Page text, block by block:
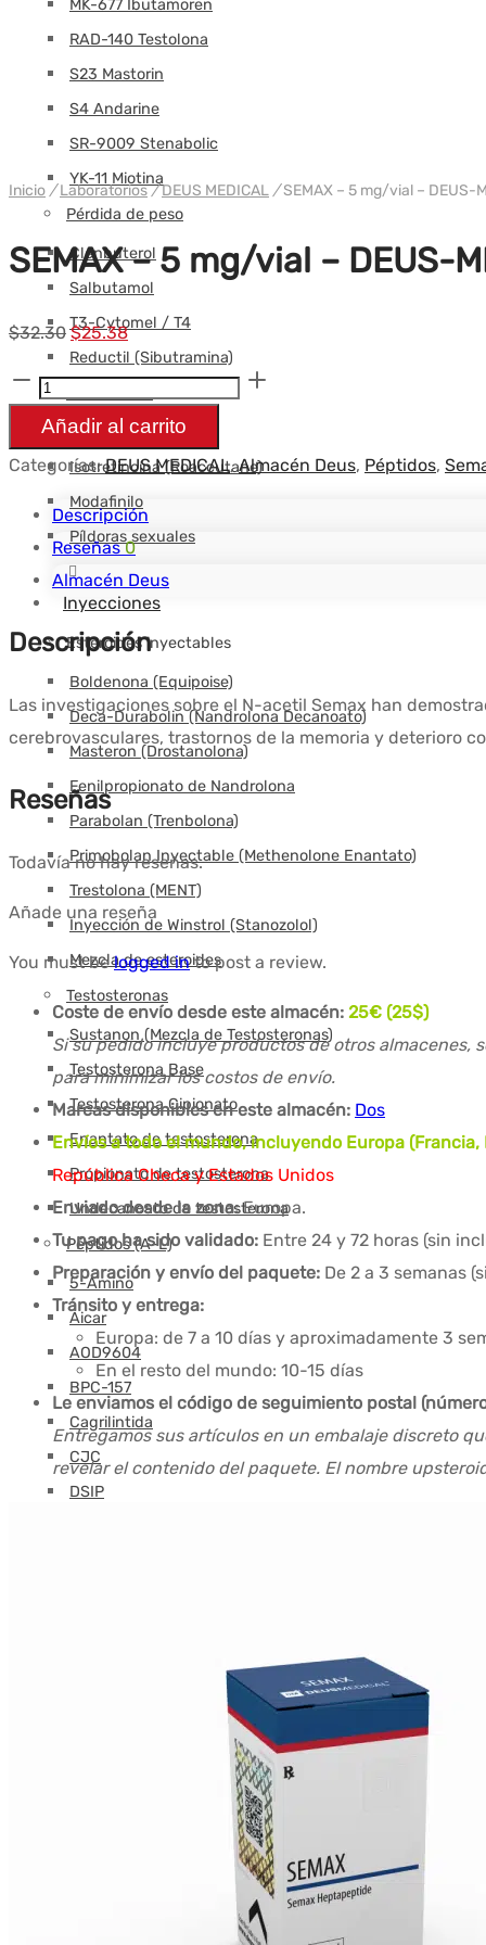
MK-677 Ibutamoren
RAD-140 Testolona
S23 Mastorin
S4 Andarine
SR-9009 Stenabolic
YK-11 Miotina
Pérdida de peso
Clenbuterol
Salbutamol
T3-Cytomel / T4
Reductil (Sibutramina)
Otros orales
Finasterida
Isotretinoína (Roaccutane)
Modafinilo
Píldoras sexuales
Inyecciones
Esteroides inyectables
Boldenona (Equipoise)
Deca-Durabolin (Nandrolona Decanoato)
Masteron (Drostanolona)
Fenilpropionato de Nandrolona
Parabolan (Trenbolona)
Primobolan Inyectable (Methenolone Enantato)
Trestolona (MENT)
Inyección de Winstrol (Stanozolol)
Mezcla de esteroides
Testosteronas
Sustanon (Mezcla de Testosteronas)
Testosterona Base
Testosterona Cipionato
Enantato de testosterona
Propionato de testosterona
Undecanoato de testosterona
Péptidos (A-L)
5-Amino
Aicar
AOD9604
BPC-157
Cagrilintida
CJC
DSIP
Levocarnitina (L-Carnitina)
Inicio / Laboratorios/DEUS MEDICAL /SEMAX – 5 mg/vial – DEUS-
SEMAX – 5 mg/vial – DEUS-
$32.30El
precio
original
era:
$32.30.
$25.38El
precio
actual
es:
$25.38.
Cantidad
SEMAX
-
5
mg/vial
-
DEUS-
MEDICAL
Añadir al carrito
Categorías:DEUS MEDICAL,Almacén Deus, Péptidos,
Descripción
Reseñas0
Almacén Deus
Descripción
Las investigaciones sobre el N-acetil Semax han
cerebrovasculares, trastornos de la memoria y deterioro
Reseñas
Todavía no hay reseñas.
Añade una reseña
You must belogged into post a review.
Coste de envío desde este almacén: 25€ (25$)
Si su pedido incluye productos de otros almacenes,
para minimizar los costos de envío.
Marcas disponibles en este almacén: Dos
Envíos a todo el mundo, incluyendo Europa
República Checa y Estados Unidos
Enviado desde la zona:Europa.
Tu pago ha sido validado: Entre 24 y 72 horas (sin
Preparación y envío del paquete: De 2 a 3 semanas
Tránsito y entrega:
Europa: de 7 a 10 días y aproximadamente 3
En el resto del mundo: 10-15 días
Le enviamos el código de seguimiento postal
Entregamos sus artículos en un embalaje discreto
revelar el contenido del paquete. El nombre